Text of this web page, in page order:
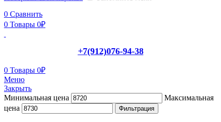
0 Сравнить
0 Товары 0₽
+7(912)076-94-38
0 Товары 0₽
Меню
Закрыть
Минимальная цена
Максимальная
цена
Фильтрация